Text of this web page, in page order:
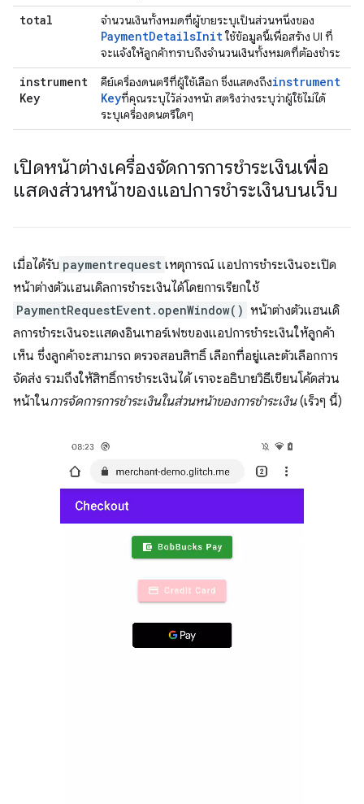
total จำนวนเงินทั้งหมดที่ผู้ขายระบุเป็นส่วนหนึ่งของ
PaymentDetailsInitใช้ข้อมูลนี้เพื่อสร้าง UI ที่
จะแจ้งให้ลูกค้าทราบถึงจำนวนเงินทั้งหมดที่ต้องชำระ
instrument
Key
คีย์เครื่องดนตรีที่ผู้ใช้เลือก ซึ่งแสดงถึงinstrument
Keyที่คุณระบุไว้ล่วงหน้า สตริงว่างระบุว่าผู้ใช้ไม่ได้
ระบุเครื่องดนตรีใดๆ
เปิดหน้าต่างเครื่องจัดการการชำระเงินเพื่อ
แสดงส่วนหน้าของแอปการชำระเงินบนเว็บ
เมื่อได้รับ paymentrequest เหตุการณ์ แอปการชำระเงินจะเปิด
หน้าต่างตัวแฮนเดิลการชำระเงินได้โดยการเรียกใช้
PaymentRequestEvent.openWindow() หน้าต่างตัวแฮนเดิ
ลการชำระเงินจะแสดงอินเทอร์เฟซของแอปการชำระเงินให้ลูกค้า
เห็น ซึ่งลูกค้าจะสามารถ ตรวจสอบสิทธิ์ เลือกที่อยู่และตัวเลือกการ
จัดส่ง รวมถึงให้สิทธิ์การชำระเงินได้ เราจะอธิบายวิธีเขียนโค้ดส่วน
หน้าในการจัดการการชำระเงินในส่วนหน้าของการชำระเงิน(เร็วๆ นี้)